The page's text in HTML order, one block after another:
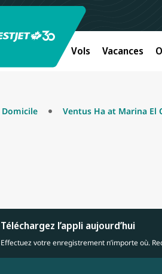
Vols Vacances
Domicile Ventus Ha at Marina El
Téléchargez l’appli aujourd’hui
Effectuez votre enregistrement n’importe où.